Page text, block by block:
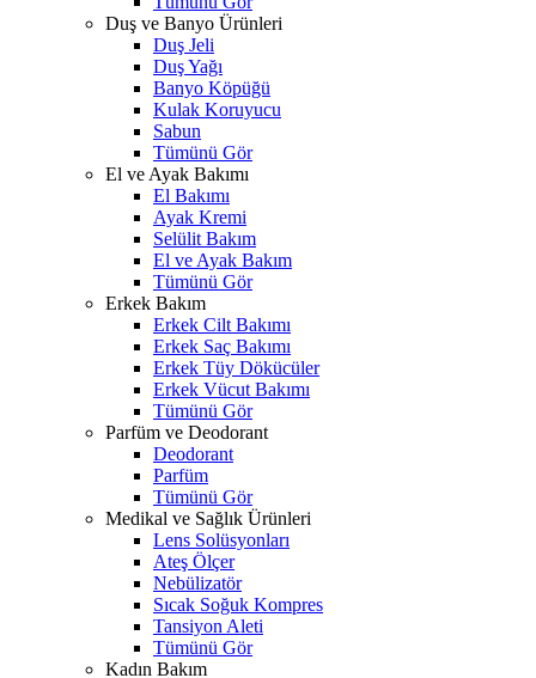
Duş ve Banyo Ürünleri
Duş Jeli
Duş Yağı
Banyo Köpüğü
Kulak Koruyucu
Sabun
Tümünü Gör
El ve Ayak Bakımı
El Bakımı
Ayak Kremi
Selülit Bakım
El ve Ayak Bakım
Tümünü Gör
Erkek Bakım
Erkek Cilt Bakımı
Erkek Saç Bakımı
Erkek Tüy Dökücüler
Erkek Vücut Bakımı
Tümünü Gör
Parfüm ve Deodorant
Deodorant
Parfüm
Tümünü Gör
Medikal ve Sağlık Ürünleri
Lens Solüsyonları
Ateş Ölçer
Nebülizatör
Sıcak Soğuk Kompres
Tansiyon Aleti
Tümünü Gör
Kadın Bakım